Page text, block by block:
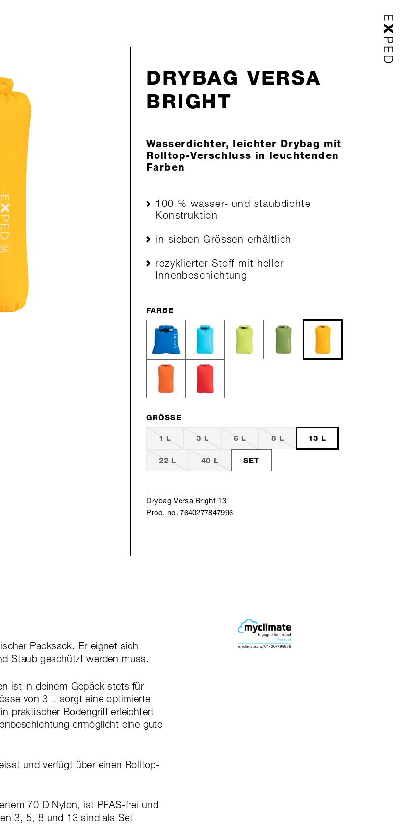
DRYBAG VERSA
BRIGHT
Wasserdichter, leichter Drybag mit
Rolltop-Verschluss in leuchtenden
Farben
100 % wasser- und staubdichte
Konstruktion
in sieben Grössen erhältlich
rezyklierter Stoff mit heller
Innenbeschichtung
FARBE
GRÖSSE
1 L 3 L 5 L 8 L 13 L
22 L 40 L SET
Drybag Versa Bright 13
Prod. no. 7640277847996
Packsack. Er eignet sich
Staub geschützt werden muss.
ist in deinem Gepäck stets für
von 3 L sorgt eine optimierte
praktischer Bodengriff erleichtert
ermöglicht eine gute
und verfügt über einen Rolltop-
70 D Nylon, ist PFAS-frei und
3, 5, 8 und 13 sind als Set